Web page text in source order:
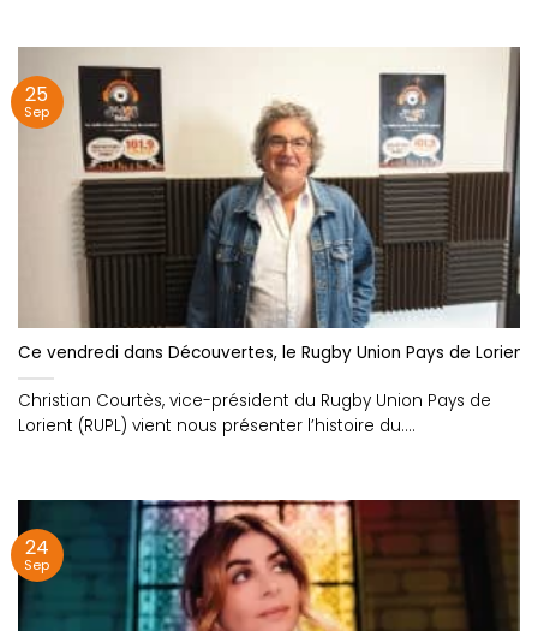
Ce vendredi dans Découvertes, le Rugby Union Pays de Lorient
Christian Courtès, vice-président du Rugby Union Pays de
Lorient (RUPL) vient nous présenter l’histoire du....
25
Sep
24
Sep